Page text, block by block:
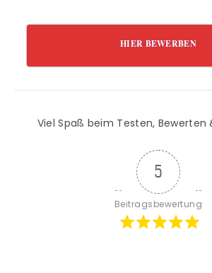
HIER BEWERBEN
Viel Spaß beim Testen, Bewerten
5
Beitragsbewertung